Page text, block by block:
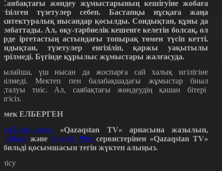
жөндеу жұмыстарының кешігуіне жобаға
түзетулер себеп. Бастапқы нұсқаға жаңа
нысандар қосылды. Сондықтан, құны да
Ал, оқу-тәрбиелік кешенге келетін болсақ, ол
іргетастың астындағы топырақ төмен түсіп кетті.
түзетулер енгізіліп, қаржы уақытылы
Бүгінде құрылыс жұмыстары жалғасуда.
үш нысан да жоспарға сай халық игілігіне
Мектеп пен балабақшадағы жұмыстар биыл
тиіс. Ал, саябақтағы жөндеудің қашан бітері
ЕЛБЕРГЕН
тағы «Qazaqstan TV» арнасына жазылып,
жәнеGoogle Play сервистерінен «Qazaqstan TV»
қосымшасын тегін жүктеп алыңыз.